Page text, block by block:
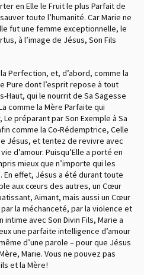
en Elle le Fruit le plus Parfait de
toute l’humanité. Car Marie ne
fut une femme exceptionnelle, le
à l’image de Jésus, Son Fils
Perfection, et, d’abord, comme la
Pure dont l’esprit repose à tout
Haut, qui le nourrit de Sa Sagesse
comme la Mère Parfaite qui
préparant par Son Exemple à Sa
comme la Co-Rédemptrice, Celle
Jésus, et tentez de revivre avec
d’amour. Puisqu’Elle a porté en
mieux que n’importe qui les
En effet, Jésus a été durant toute
aux cœurs des autres, un Cœur
Aimant, mais aussi un Cœur
la méchanceté, par la violence et
avec Son Divin Fils, Marie a
une parfaite intelligence d’amour
d’une parole – pour que Jésus
Marie. Vous ne pouvez pas
et la Mère !